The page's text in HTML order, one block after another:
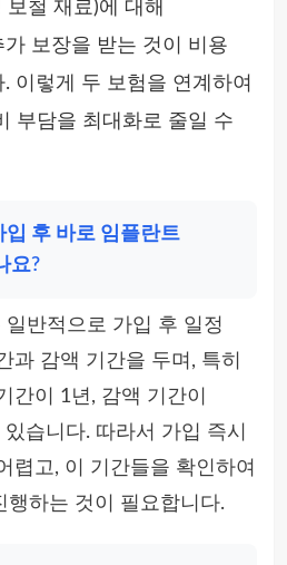
철 재료)에 대해
보장을 받는 것이 비용
이렇게 두 보험을 연계하여
부담을 최대화로 줄일 수
후 바로 임플란트
요?
반적으로 가입 후 일정
과 감액 기간을 두며, 특히
간이 1년, 감액 기간이
습니다. 따라서 가입 즉시
렵고, 이 기간들을 확인하여
행하는 것이 필요합니다.